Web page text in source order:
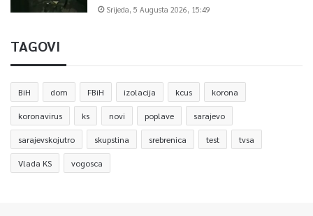
Srijeda, 5 Augusta 2026, 15:49
TAGOVI
BiH dom FBiH izolacija kcus korona
koronavirus ks novi poplave sarajevo
sarajevskojutro skupstina srebrenica test tvsa
Vlada KS vogosca